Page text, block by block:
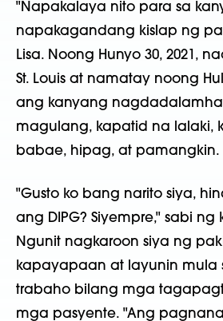
"Napakalaya nito para sa
napakagandang kislap ng
Lisa. Noong Hunyo 30, 2021,
St. Louis at namatay noong
ang kanyang
magulang, kapatid na lalaki,
babae, hipag, at pamangkin.
"Gusto ko bang narito siya,
ang DIPG? Siyempre," sabi
Ngunit nagkaroon siya ng
kapayapaan at layunin mula
trabaho bilang mga
mga pasyente. "Ang